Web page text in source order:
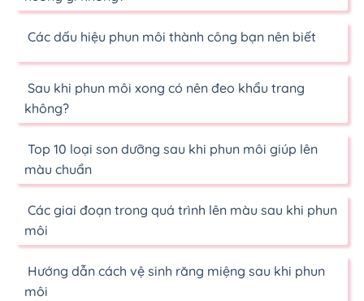
Các dấu hiệu phun môi thành công bạn nên biết
Sau khi phun môi xong có nên đeo khẩu trang
không?
Top 10 loại son dưỡng sau khi phun môi giúp lên
màu chuẩn
Các giai đoạn trong quá trình lên màu sau khi phun
môi
Hướng dẫn cách vệ sinh răng miệng sau khi phun
môi